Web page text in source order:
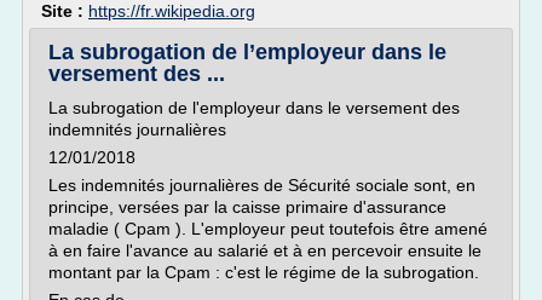
Site : https://fr.wikipedia.org
La subrogation de l’employeur dans le
versement des ...
La subrogation de l'employeur dans le versement des
indemnités journalières
12/01/2018
Les indemnités journalières de Sécurité sociale sont, en
principe, versées par la caisse primaire d'assurance
maladie ( Cpam ). L'employeur peut toutefois être amené
à en faire l'avance au salarié et à en percevoir ensuite le
montant par la Cpam : c'est le régime de la subrogation.